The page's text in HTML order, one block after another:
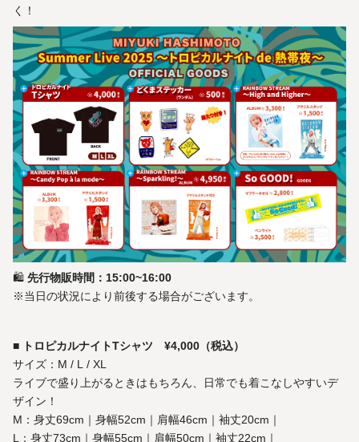
く！
🛍️ 先行物販時間：15:00~16:00
※当日の状況により前後する場合がございます。
■ トロピカルナイトTシャツ ¥4,000（税込）
サイズ：M / L / XL
ライブで盛り上がるときはもちろん、日常でも着こなしやすいデ
ザイン！
M：身丈69cm｜身幅52cm｜肩幅46cm｜袖丈20cm｜
L：身丈73cm｜身幅55cm｜肩幅50cm｜袖丈22cm｜